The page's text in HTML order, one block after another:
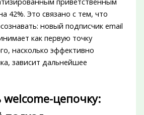
42%. Это связано с тем, что
новый подписчик email
как первую точку
насколько эффективно
зависит дальнейшее
welcome-цепочку: